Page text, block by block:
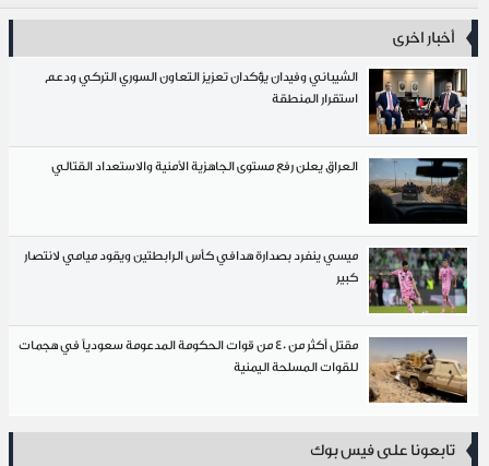
أخبار اخرى
الشيباني وفيدان يؤكدان تعزيز التعاون السوري التركي ودعم
استقرار المنطقة
العراق يعلن رفع مستوى الجاهزية الأمنية والاستعداد القتالي
ميسي ينفرد بصدارة هدافي كأس الرابطتين ويقود ميامي لانتصار
كبير
مقتل أكثر من 40 من قوات الحكومة المدعومة سعودياً في هجمات
للقوات المسلحة اليمنية
تابعونا على فيس بوك